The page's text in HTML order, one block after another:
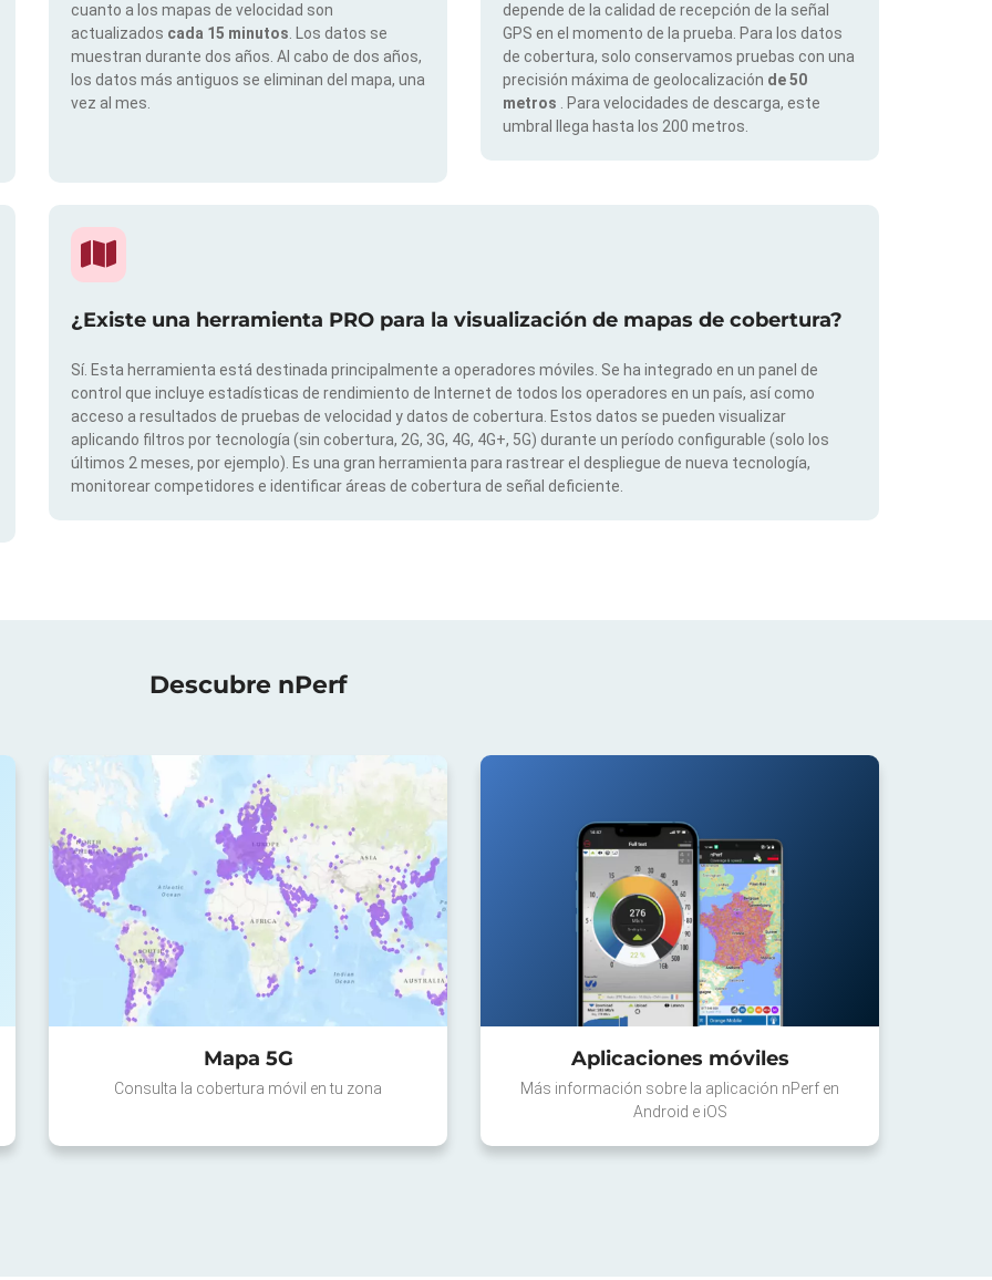
cuanto a los mapas de velocidad son
actualizados cada 15 minutos . Los datos se
muestran durante dos años. Al cabo de dos años,
los datos más antiguos se eliminan del mapa, una
vez al mes.
depende de la calidad de recepción de la señal
GPS en el momento de la prueba. Para los datos
de cobertura, solo conservamos pruebas con una
precisión máxima de geolocalización de 50
metros
. Para velocidades de descarga, este
umbral llega hasta los 200 metros.
¿Existe una herramienta PRO para la visualización de mapas de cobertura?
Sí. Esta herramienta está destinada principalmente a operadores móviles. Se ha integrado en un panel de
control que incluye estadísticas de rendimiento de Internet de todos los operadores en un país, así como
acceso a resultados de pruebas de velocidad y datos de cobertura. Estos datos se pueden visualizar
aplicando filtros por tecnología (sin cobertura, 2G, 3G, 4G, 4G+, 5G) durante un período configurable (solo los
últimos 2 meses, por ejemplo). Es una gran herramienta para rastrear el despliegue de nueva tecnología,
monitorear competidores e identificar áreas de cobertura de señal deficiente.
Descubre nPerf
Mapa 5G
Consulta la cobertura móvil en tu zona
Aplicaciones móviles
Más información sobre la aplicación nPerf en
Android e iOS